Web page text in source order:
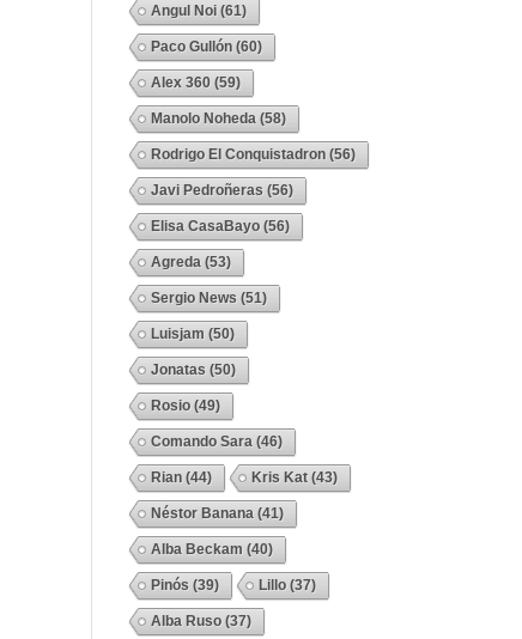
Angul Noi (61)
Paco Gullón (60)
Alex 360 (59)
Manolo Noheda (58)
Rodrigo El Conquistadron (56)
Javi Pedroñeras (56)
Elisa CasaBayo (56)
Agreda (53)
Sergio News (51)
Luisjam (50)
Jonatas (50)
Rosio (49)
Comando Sara (46)
Rian (44) Kris Kat (43)
Néstor Banana (41)
Alba Beckam (40)
Pinós (39) Lillo (37)
Alba Ruso (37)